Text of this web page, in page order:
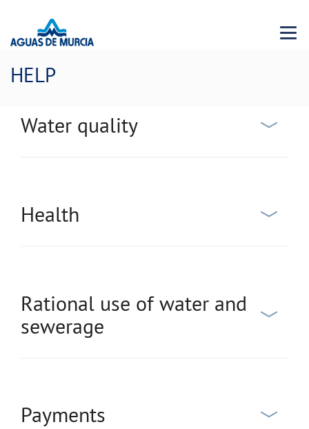
Menu
HELP
Water quality
Health
Rational use of water and
sewerage
Payments